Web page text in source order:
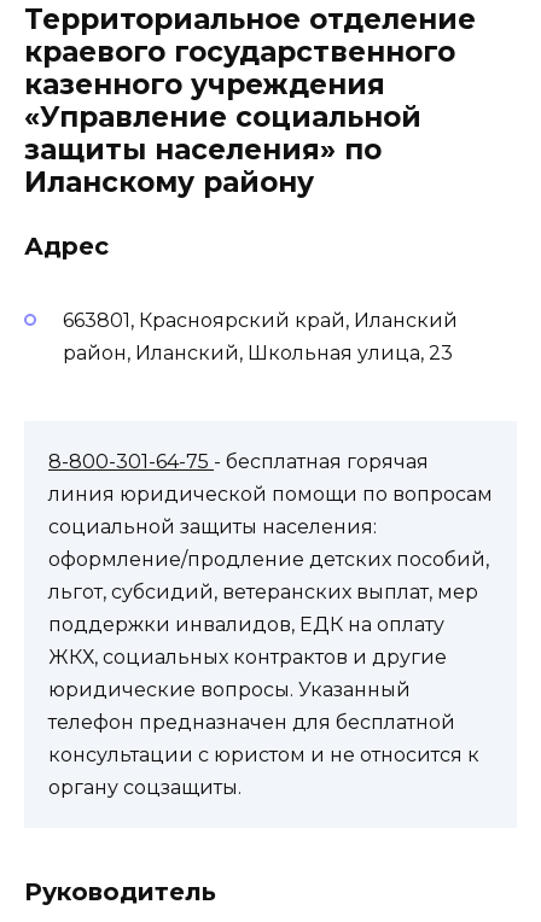
Территориальное отделение
краевого государственного
казенного учреждения
«Управление социальной
защиты населения» по
Иланскому району
Адрес
663801, Красноярский край, Иланский
район, Иланский, Школьная улица, 23
8-800-301-64-75 - бесплатная горячая
линия юридической помощи по вопросам
социальной защиты населения:
оформление/продление детских пособий,
льгот, субсидий, ветеранских выплат, мер
поддержки инвалидов, ЕДК на оплату
ЖКХ, социальных контрактов и другие
юридические вопросы. Указанный
телефон предназначен для бесплатной
консультации с юристом и не относится к
органу соцзащиты.
Руководитель